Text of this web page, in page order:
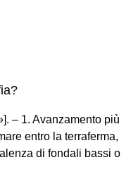
– 1. Avanzamento più
entro la terraferma,
di fondali bassi o